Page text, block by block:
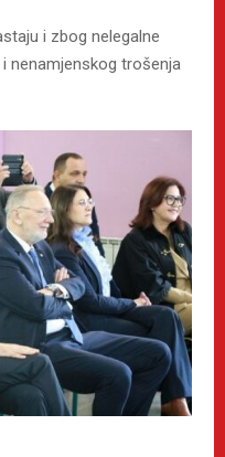
i zbog nelegalne
nenamjenskog trošenja